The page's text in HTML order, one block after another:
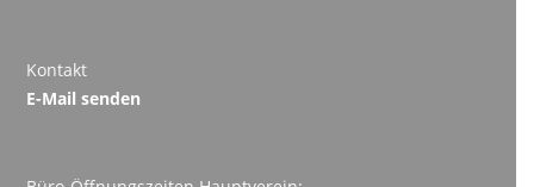
Kontakt
E-Mail senden